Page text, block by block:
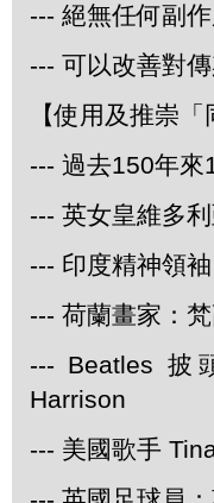
--- 絕無任何副
--- 可以改善對
【使用及推崇
--- 過去150年來
--- 英女皇維多
--- 印度精神領
--- 荷蘭畫家：
--- Beatles 披
Harrison
--- 美國歌手